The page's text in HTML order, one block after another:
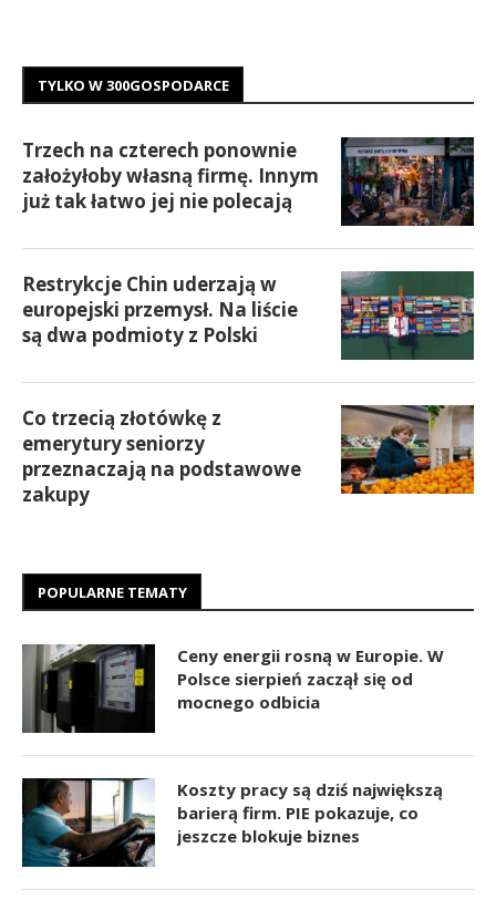
TYLKO W 300GOSPODARCE
Trzech na czterech ponownie
założyłoby własną firmę. Innym
już tak łatwo jej nie polecają
Restrykcje Chin uderzają w
europejski przemysł. Na liście
są dwa podmioty z Polski
Co trzecią złotówkę z
emerytury seniorzy
przeznaczają na podstawowe
zakupy
POPULARNE TEMATY
Ceny energii rosną w Europie. W
Polsce sierpień zaczął się od
mocnego odbicia
Koszty pracy są dziś największą
barierą firm. PIE pokazuje, co
jeszcze blokuje biznes